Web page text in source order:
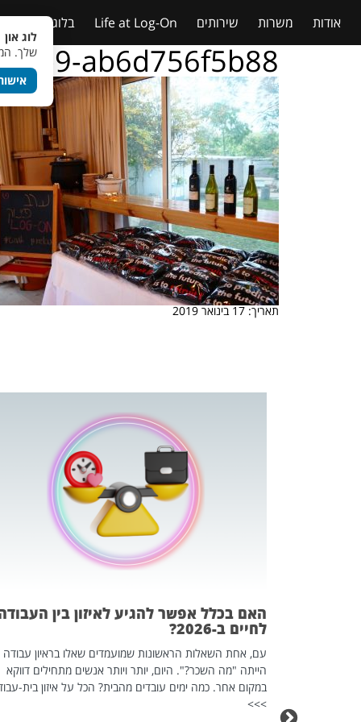
אודות משרות שירותים Life at Log-On בלוג
ab6d756f5b88
תאריך: 17 בינואר 2019
האם בכלל אפשר להגיע לאיזון בין
לחיים ב-2026?
עם, אחת השאלות הראשונות שמועמדים שאלו בראיון עבודה
הייתה "מה השכר?". היום, יותר ויותר אנשים מתחילים דווקא
במקום אחר. כמה ימים עובדים מהבית? הכל על איזון בית-
>>>
לוג
שלך.